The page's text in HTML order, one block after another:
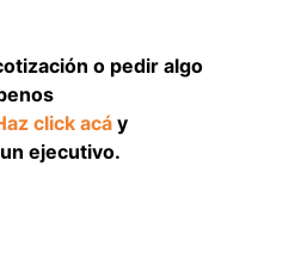
o pedir algo
click acá y
ejecutivo.